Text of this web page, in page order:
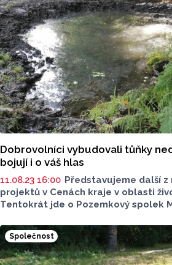
Dobrovolníci vybudovali tůňky
bojují i o váš hlas
11.08.23 16:00 Představujeme další z
projektů v Cenách kraje v oblasti
Tentokrát jde o Pozemkový spolek
okolo 500 metrů čtverečních.
Společnost